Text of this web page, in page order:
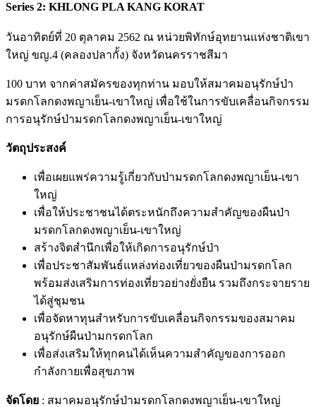
Series 2: KHLONG PLA KANG KORAT
วันอาทิตย์ที่ 20 ตุลาคม 2562 ณ หน่วยพิทักษ์อุทยานแห่งชาติเขา
ใหญ่ ขญ.4 (คลองปลากั้ง) จังหวัดนครราชสีมา
100 บาท จากค่าสมัครของทุกท่าน มอบให้สมาคมอนุรักษ์ป่า
มรดกโลกดงพญาเย็น-เขาใหญ่ เพื่อใช้ในการขับเคลื่อนกิจกรรม
การอนุรักษ์ป่ามรดกโลกดงพญาเย็น-เขาใหญ่
วัตถุประสงค์
เพื่อเผยแพร่ความรู้เกี่ยวกับป่ามรดกโลกดงพญาเย็น-เขา
ใหญ่
เพื่อให้ประชาชนได้ตระหนักถึงความสำคัญของผืนป่า
มรดกโลกดงพญาเย็น-เขาใหญ่
สร้างจิตสำนึกเพื่อให้เกิดการอนุรักษ์ป่า
เพื่อประชาสัมพันธ์แหล่งท่องเที่ยวของผืนป่ามรดกโลก
พร้อมส่งเสริมการท่องเที่ยวอย่างยั่งยืน รวมถึงกระจายราย
ได้สู่ชุมชน
เพื่อจัดหาทุนสำหรับการขับเคลื่อนกิจกรรมของสมาคม
อนุรักษ์ผืนป่ามกรดกโลก
เพื่อส่งเสริมให้ทุกคนได้เห็นความสำคัญของการออก
กำลังกายเพื่อสุขภาพ
จัดโดย : สมาคมอนุรักษ์ป่ามรดกโลกดงพญาเย็น-เขาใหญ่